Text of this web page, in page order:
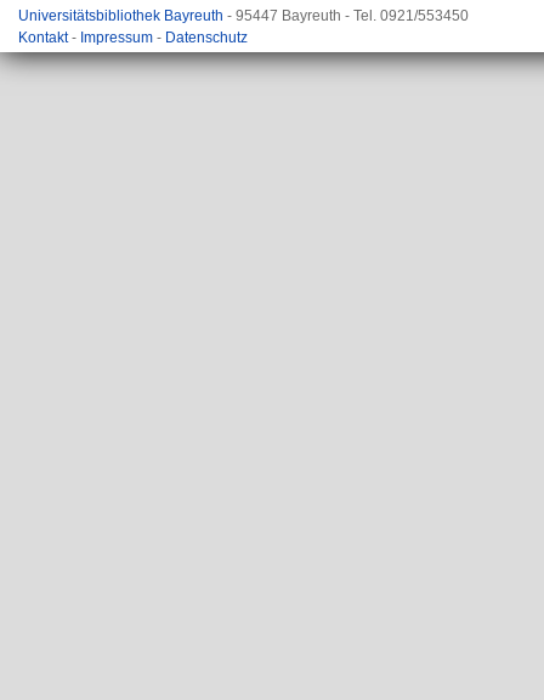
Universitätsbibliothek Bayreuth - 95447 Bayreuth - Tel. 0921/553450
Kontakt- Impressum - Datenschutz